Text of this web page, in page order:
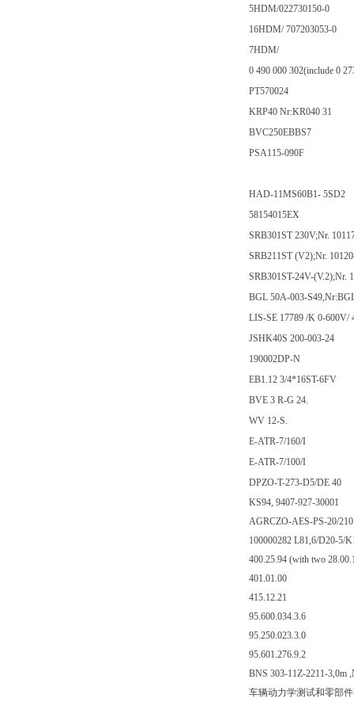
5HDM/022730150-0
16HDM/ 707203053-0
7HDM/
0 490 000 302(include 0
PT570024
KRP40 Nr:KR040 31
BVC250EBBS7
PSA115-090F
HAD-11MS60B1- 5SD2
58154015EX
SRB301ST 230V;Nr.
SRB211ST (V2);Nr.
SRB301ST-24V-(V.2);Nr.
BGL 50A-003-
LIS-SE 17789 /K 0-600V/
JSHK40S 200-003-24
190002DP-N
EB1.12 3/4*16ST-6FV
BVE 3 R-G 24.
WV 12-S.
E-ATR-7/160/I
E-ATR-7/100/I
DPZO-T-273-D5/DE 40
KS94, 9407-927-30001
AGRCZO-AES-PS-20/210
100000282 L81,6/D20-5/
400.25.94 (with two
401.01.00
415.12.21
95.600.034.3.6
95.250.023.3.0
95.601.276.9.2
BNS 303-11Z-2211-3,0m
车辆动力学测试和零部